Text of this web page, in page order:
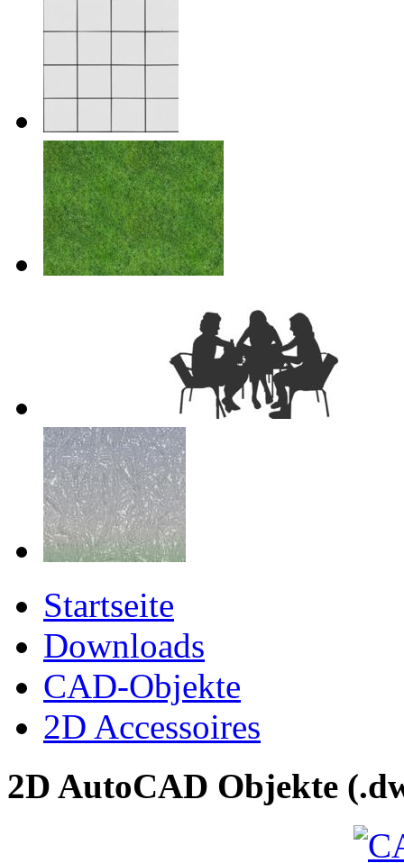
Startseite
Downloads
CAD-Objekte
2D Accessoires
2D AutoCAD Objekte